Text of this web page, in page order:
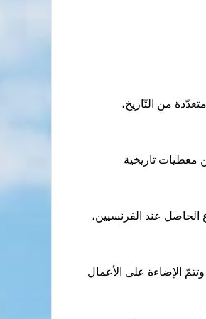
من التّاريخ،
معطيات تاريخية
الحاصل عند الفرنسيين،
الإضاءة على الأعمال